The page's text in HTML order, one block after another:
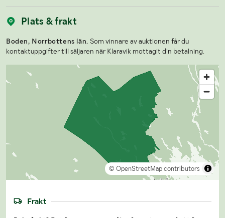
Plats & frakt
Boden, Norrbottens län. Som vinnare av auktionen får du
kontaktuppgifter till säljaren när Klaravik mottagit din betalning.
© OpenStreetMap contributors
Frakt